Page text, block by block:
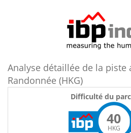
Analyse détaillée de la piste
Randonnée (HKG)
Difficulté du
40
HKG